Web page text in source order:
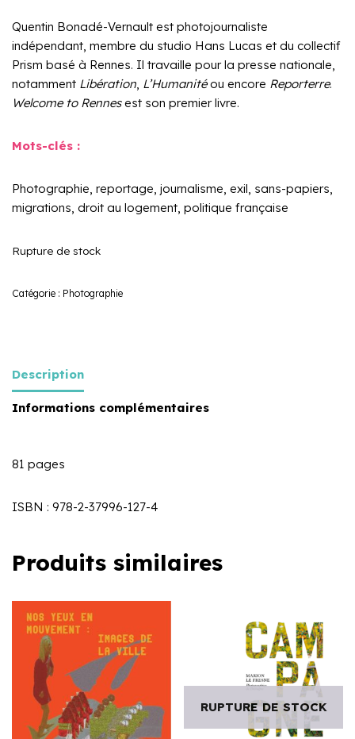
Quentin Bonadé-Vernault est photojournaliste
indépendant, membre du studio Hans Lucas et du collectif
Prism basé à Rennes. Il travaille pour la presse nationale,
notamment Libération, L’Humanitéou encore Reporterre.
Welcome to Rennesest son premier livre.
Mots-clés :
Photographie, reportage, journalisme, exil, sans-papiers,
migrations, droit au logement, politique française
Rupture de stock
Catégorie : Photographie
Description
Informations complémentaires
81 pages
ISBN : 978-2-37996-127-4
Produits similaires
RUPTURE DE STOCK